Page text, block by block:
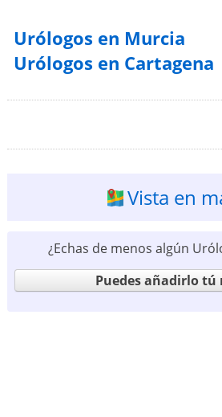
Urólogos en Murcia
Urólogos en Cartagena
Vista en
¿Echas de menos algún
Puedes añadirlo tú